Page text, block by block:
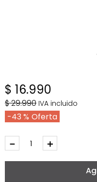
$ 16.990
$29.990 IVA incluido
43 %
＋
－